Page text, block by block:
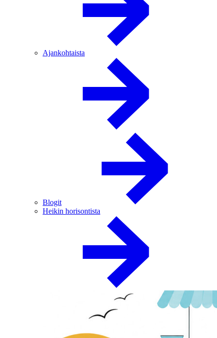
Ajankohtaista
Blogit
Heikin horisontista